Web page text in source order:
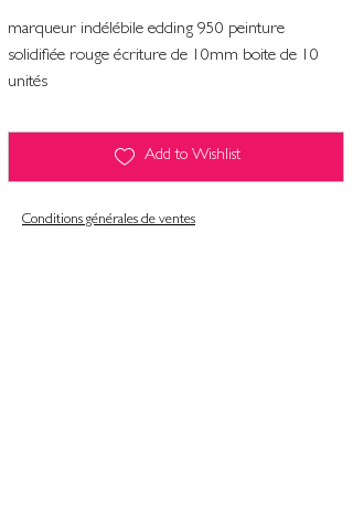
marqueur indélébile edding 950 peinture
solidifiée rouge écriture de 10mm boite de 10
unités
Add to Wishlist
Conditions générales de ventes